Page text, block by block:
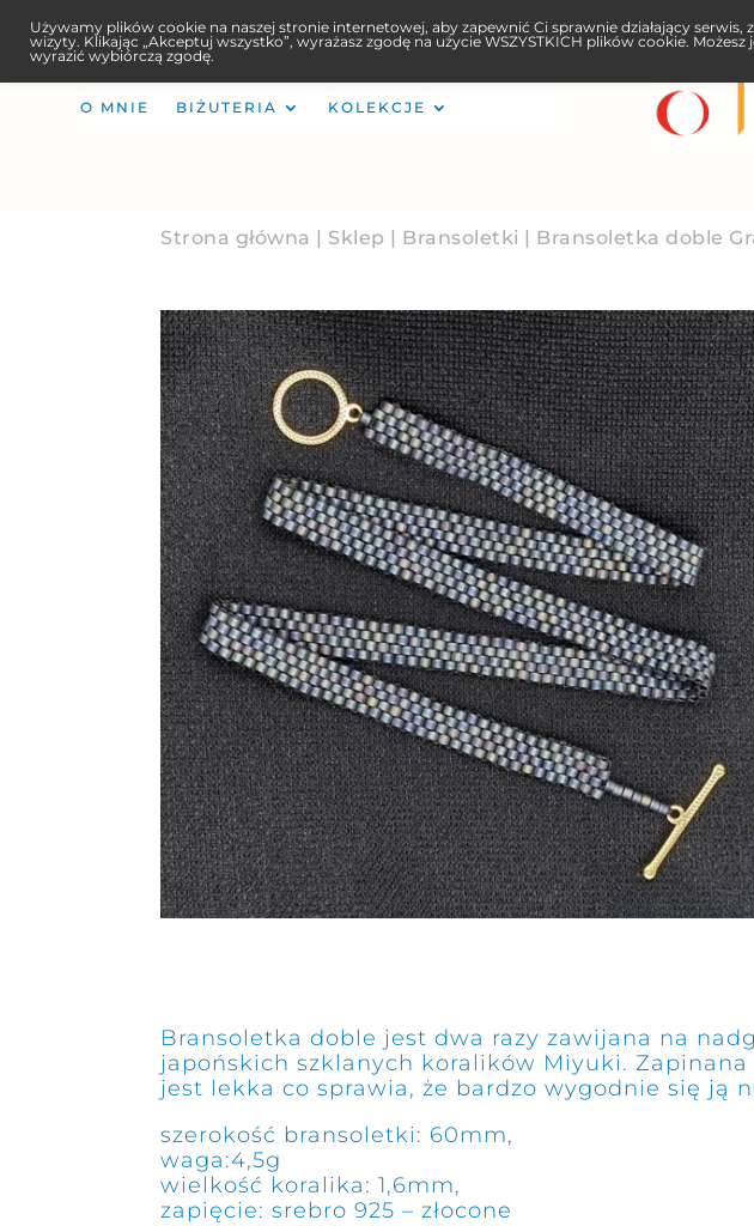
O MNIE BIŻUTERIA KOLEKCJE
Strona główna | Sklep | Bransoletki | Bransoletka doble
Bransoletka doble jest dwa razy zawijana na
japońskich szklanych koralików Miyuki.
jest lekka co sprawia, że bardzo wygodnie się ją
szerokość bransoletki: 60mm,
waga:4,5g
wielkość koralika: 1,6mm,
zapięcie: srebro 925 – złocone
Używamy plików cookie na naszej stronie internetowej, aby zapewnić Ci sprawnie działający
wizyty. Klikając „Akceptuj wszystko”, wyrażasz zgodę na użycie WSZYSTKICH plików cookie.
wyrazić wybiórczą zgodę.